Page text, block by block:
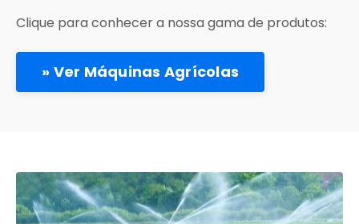
Clique para conhecer a nossa gama de produtos:
» Ver Máquinas Agrícolas